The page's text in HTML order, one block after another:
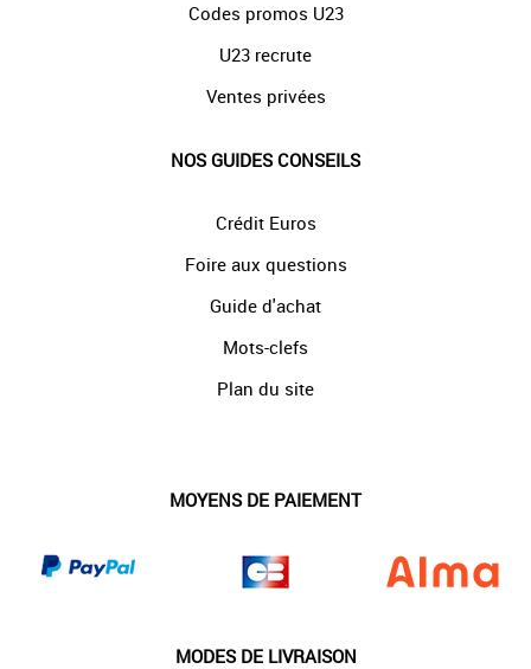
Codes promos U23
U23 recrute
Ventes privées
NOS GUIDES CONSEILS
Crédit Euros
Foire aux questions
Guide d'achat
Mots-clefs
Plan du site
MOYENS DE PAIEMENT
MODES DE LIVRAISON